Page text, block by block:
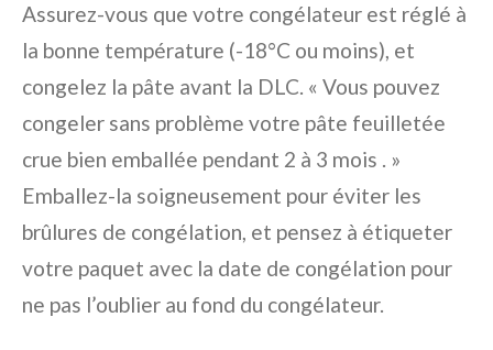
Assurez-vous que votre congélateur est réglé à
la bonne température (-18°C ou moins), et
congelez la pâte avant la DLC. « Vous pouvez
congeler sans problème votre pâte feuilletée
crue bien emballée pendant 2 à 3 mois . »
Emballez-la soigneusement pour éviter les
brûlures de congélation, et pensez à étiqueter
votre paquet avec la date de congélation pour
ne pas l’oublier au fond du congélateur.